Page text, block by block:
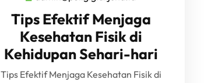
Tips Efektif Menjaga
Kesehatan Fisik di
Kehidupan Sehari-hari
Tips Efektif Menjaga Kesehatan Fisik di